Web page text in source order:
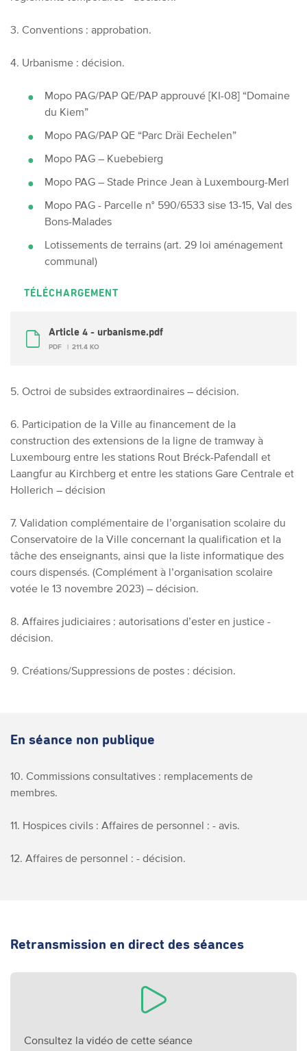
3. Conventions : approbation.
4. Urbanisme : décision.
Mopo PAG/PAP QE/PAP approuvé [KI-08] “Domaine
du Kiem”
Mopo PAG/PAP QE “Parc Dräi Eechelen”
Mopo PAG – Kuebebierg
Mopo PAG – Stade Prince Jean à Luxembourg-Merl
Mopo PAG - Parcelle n° 590/6533 sise 13-15, Val des
Bons-Malades
Lotissements de terrains (art. 29 loi aménagement
communal)
TÉLÉCHARGEMENT
Article 4 - urbanisme.pdf
PDF 211.4 KO
5. Octroi de subsides extraordinaires – décision.
6. Participation de la Ville au financement de la
construction des extensions de la ligne de tramway à
Luxembourg entre les stations Rout Bréck-Pafendall et
Laangfur au Kirchberg et entre les stations Gare Centrale et
Hollerich – décision
7. Validation complémentaire de l’organisation scolaire du
Conservatoire de la Ville concernant la qualification et la
tâche des enseignants, ainsi que la liste informatique des
cours dispensés. (Complément à l’organisation scolaire
votée le 13 novembre 2023) – décision.
8. Affaires judiciaires : autorisations d’ester en justice -
décision.
9. Créations/Suppressions de postes : décision.
En séance non publique
10. Commissions consultatives : remplacements de
membres.
11. Hospices civils : Affaires de personnel : - avis.
12. Affaires de personnel : - décision.
Retransmission en direct des séances
Consultez la vidéo de cette séance